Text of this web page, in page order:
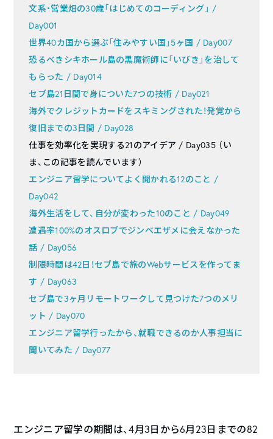
文系・営業畑の30歳「はじめてのコーディング」 /
Day001
世界40カ国から選ぶ「住みやすい国」5ヶ国 / Day007
恐るべきシキホール島の黒魔術師に「いびき」を治して
もらった / Day014
セブ島21日間で身についた7つの技術 / Day021
海外でクレジットカードをスキミングされた！発覚から
復旧までの3日間 / Day028
仕事を効率化を実現する21のアイデア / Day035 （い
ま、この記事を読んでいます）
エンジニア留学についてよく聞かれる12のこと /
Day042
海外生活をして、自分が変わった10のこと / Day049
遭遇率100%のオスロブでジンベエザメに会えなかった
話 / Day056
制限時間は42日！セブ島で旅のWebサービスを作ってま
す / Day063
セブ島で3ヶ月リモートワークして見つけた7つのメリ
ット / Day070
エンジニア留学行ったから、就職できるのか人事担当に
聞いてみた / Day077
エンジニア留学の期間は、4月3日から6月23日までの82